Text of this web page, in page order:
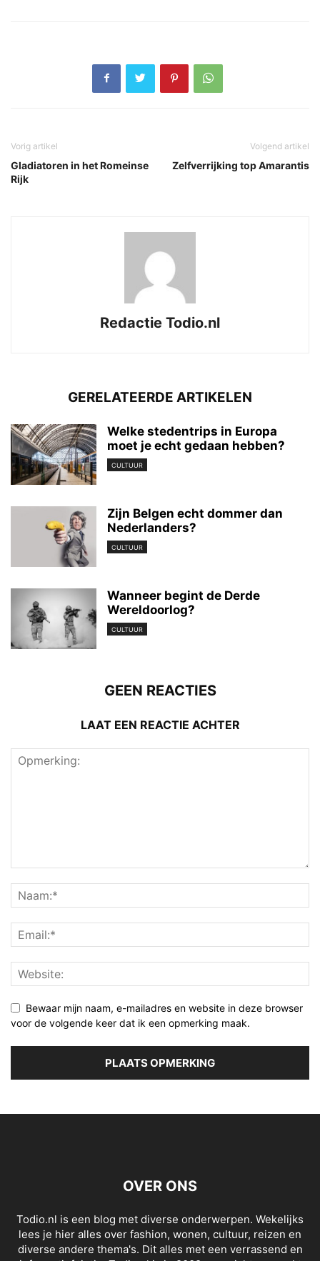
Vorig artikel
Gladiatoren in het Romeinse
Rijk
Volgend artikel
Zelfverrijking top Amarantis
Redactie Todio.nl
GERELATEERDE ARTIKELEN
Welke stedentrips in Europa
moet je echt gedaan hebben?
CULTUUR
Zijn Belgen echt dommer dan
Nederlanders?
CULTUUR
Wanneer begint de Derde
Wereldoorlog?
CULTUUR
GEEN REACTIES
LAAT EEN REACTIE ACHTER
Bewaar mijn naam, e-mailadres en website in deze browser
voor de volgende keer dat ik een opmerking maak.
OVER ONS
Todio.nl is een blog met diverse onderwerpen. Wekelijks
lees je hier alles over fashion, wonen, cultuur, reizen en
diverse andere thema's. Dit alles met een verrassend en